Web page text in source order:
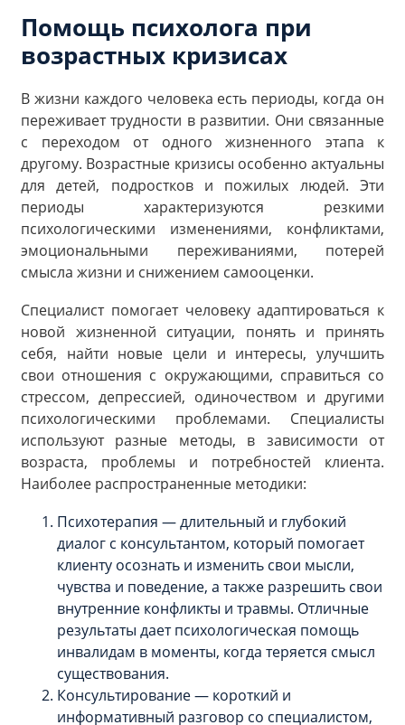
Помощь психолога при
возрастных кризисах
В жизни каждого человека есть периоды, когда он
переживает трудности в развитии. Они связанные
с переходом от одного жизненного этапа к
другому. Возрастные кризисы особенно актуальны
для детей, подростков и пожилых людей. Эти
периоды характеризуются резкими
психологическими изменениями, конфликтами,
эмоциональными переживаниями, потерей
смысла жизни и снижением самооценки.
Специалист помогает человеку адаптироваться к
новой жизненной ситуации, понять и принять
себя, найти новые цели и интересы, улучшить
свои отношения с окружающими, справиться со
стрессом, депрессией, одиночеством и другими
психологическими проблемами. Специалисты
используют разные методы, в зависимости от
возраста, проблемы и потребностей клиента.
Наиболее распространенные методики:
Психотерапия — длительный и глубокий
диалог с консультантом, который помогает
клиенту осознать и изменить свои мысли,
чувства и поведение, а также разрешить свои
внутренние конфликты и травмы. Отличные
результаты дает психологическая помощь
инвалидам в моменты, когда теряется смысл
существования.
Консультирование — короткий и
информативный разговор со специалистом,